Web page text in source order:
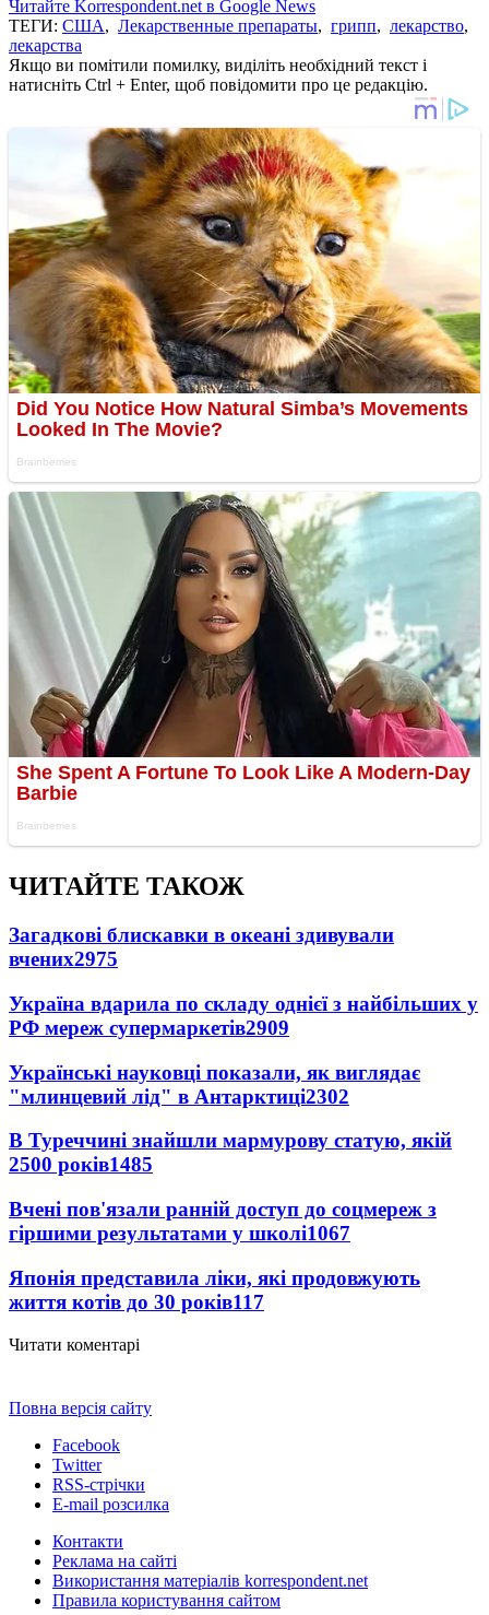
Читайте Korrespondent.net в Google News
ТЕГИ: США, Лекарственные препараты, грипп, лекарство,
лекарства
Якщо ви помітили помилку, виділіть необхідний текст і
натисніть Ctrl + Enter, щоб повідомити про це редакцію.
ЧИТАЙТЕ ТАКОЖ
Загадкові блискавки в океані здивували
вчених2975
Україна вдарила по складу однієї з найбільших у
РФ мереж супермаркетів2909
Українські науковці показали, як виглядає
"млинцевий лід" в Антарктиці2302
В Туреччині знайшли мармурову статую, якій
2500 років1485
Вчені пов'язали ранній доступ до соцмереж з
гіршими результатами у школі1067
Японія представила ліки, які продовжують
життя котів до 30 років117
Читати коментарі
Повна версія сайту
Facebook
Twitter
RSS-стрічки
E-mail розсилка
Контакти
Реклама на сайті
Використання матеріалів korrespondent.net
Правила користування сайтом